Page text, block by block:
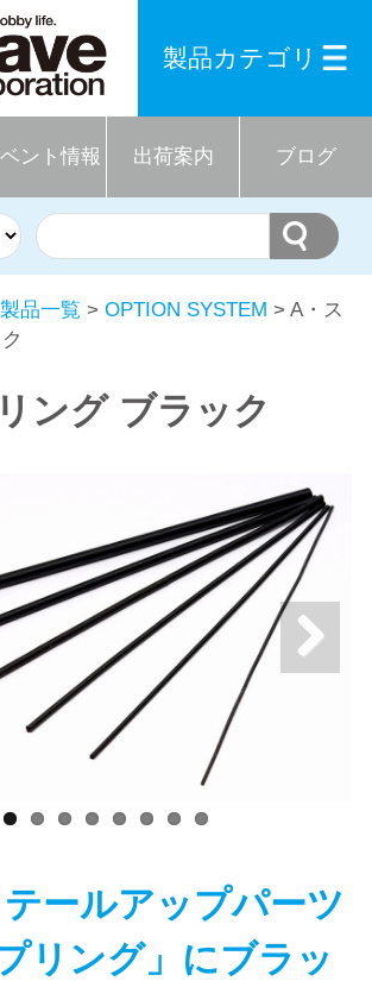
ント情報 出荷案内 ブログ
製品カテゴリ
製品一覧 > OPTION SYSTEM > A・ス
ング ブラック
ールアップパーツ
リング」にブラッ